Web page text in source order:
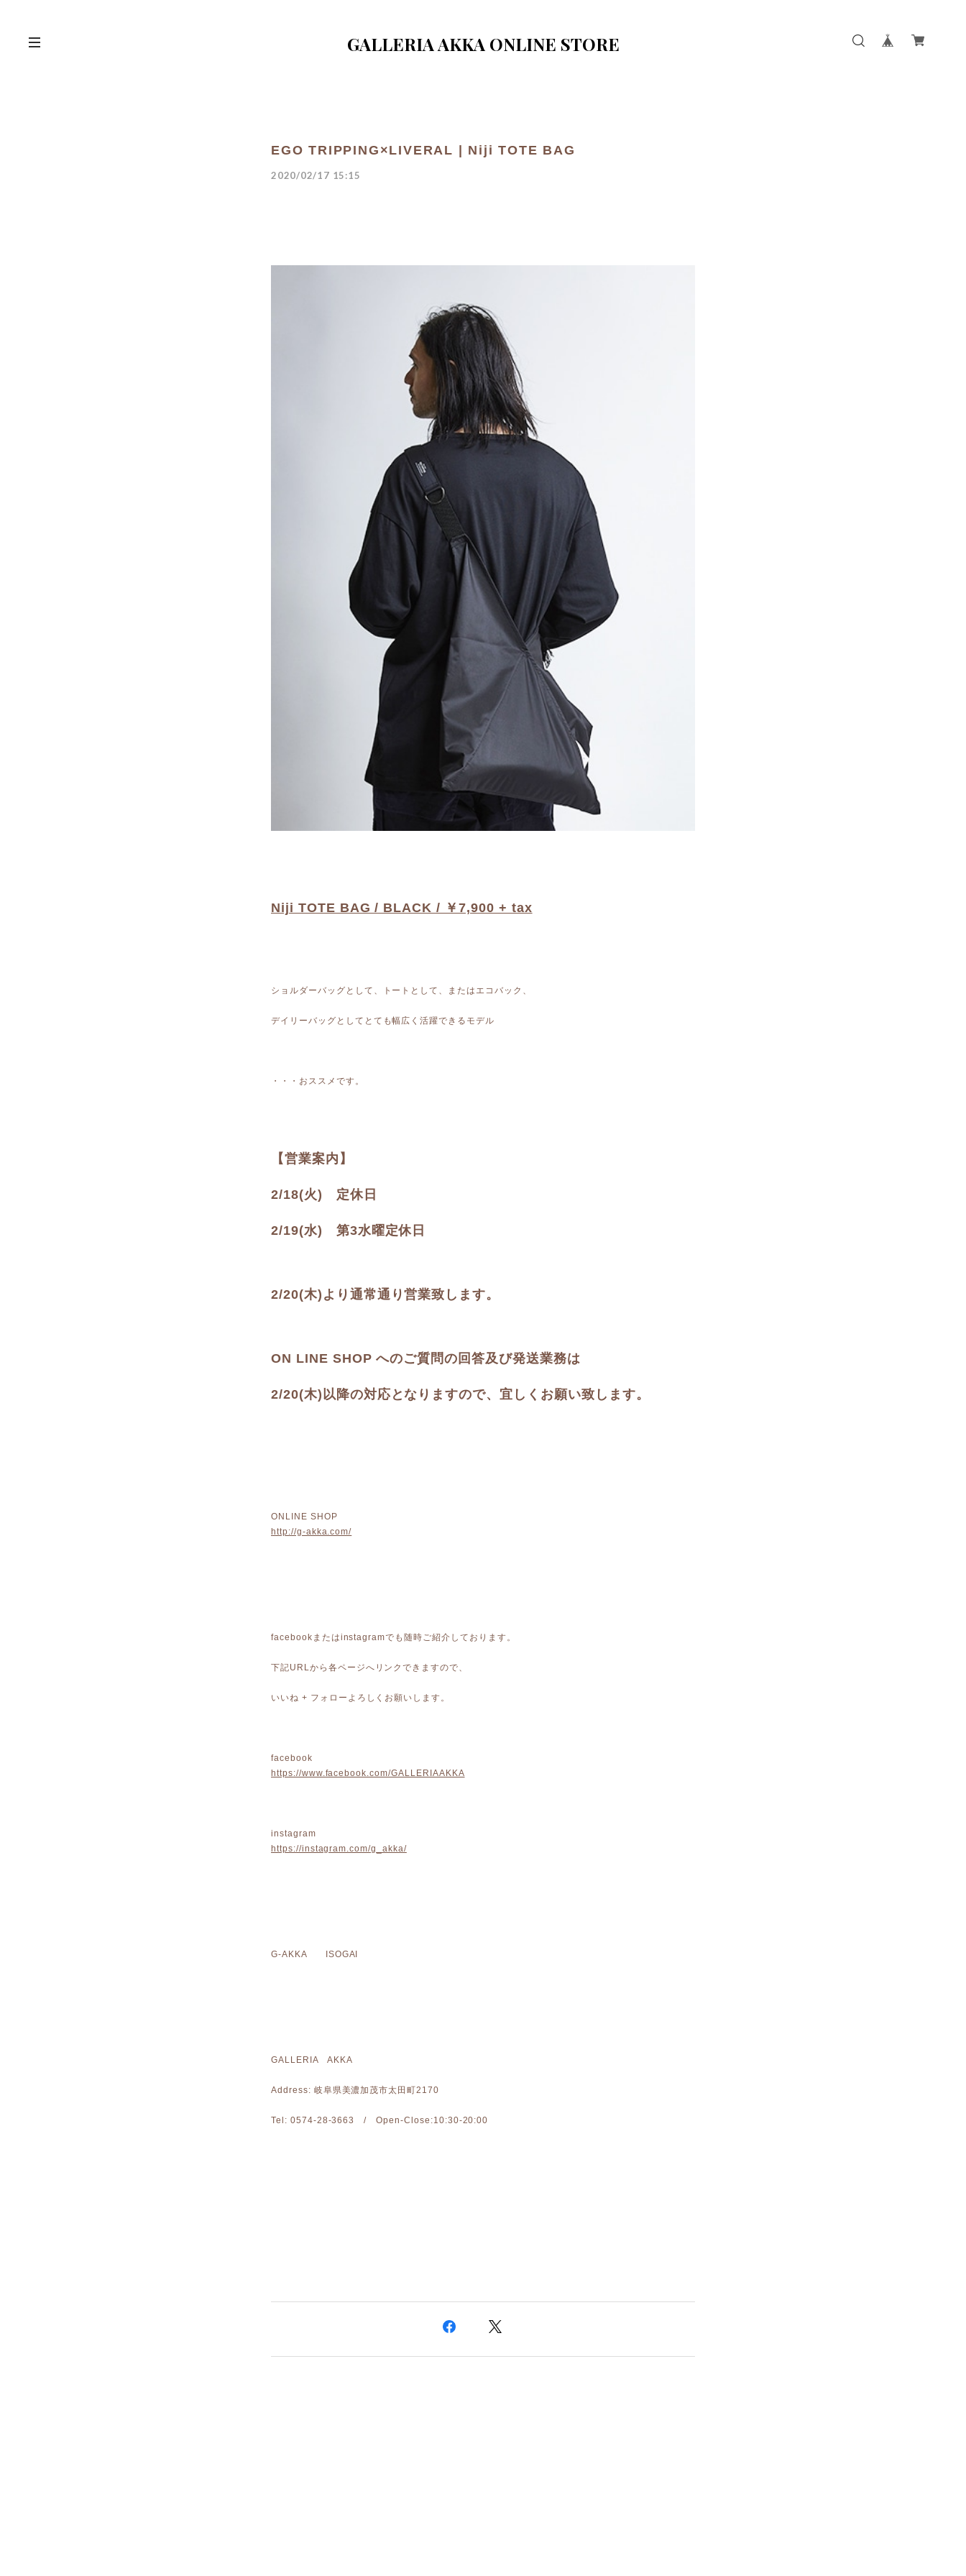
GALLERIA AKKA ONLINE STORE
EGO TRIPPING×LIVERAL | Niji TOTE BAG
2020/02/17 15:15
Niji TOTE BAG / BLACK / ￥7,900 + tax
ショルダーバッグとして、トートとして、またはエコバック、
デイリーバッグとしてとても幅広く活躍できるモデル
・・・おススメです。
【営業案内】
2/18(火) 定休日
2/19(水) 第3水曜定休日
2/20(木)より通常通り営業致します。
ON LINE SHOP へのご質問の回答及び発送業務は
2/20(木)以降の対応となりますので、宜しくお願い致します。
ONLINE SHOP
http://g-akka.com/
facebookまたはinstagramでも随時ご紹介しております。
下記URLから各ページへリンクできますので、
いいね + フォローよろしくお願いします。
facebook
https://www.facebook.com/GALLERIAAKKA
instagram
https://instagram.com/g_akka/
G-AKKA ISOGAI
GALLERIA AKKA
Address: 岐阜県美濃加茂市太田町2170
Tel: 0574-28-3663 / Open-Close:10:30-20:00